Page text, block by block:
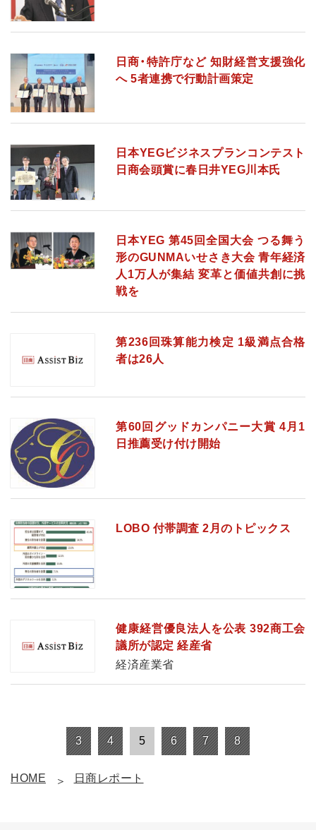
日商・特許庁など 知財経営支援強化
へ 5者連携で行動計画策定
日本YEGビジネスプランコンテスト
日商会頭賞に春日井YEG川本氏
日本YEG 第45回全国大会 つる舞う
形のGUNMAいせさき大会 青年経済
人1万人が集結 変革と価値共創に挑
戦を
第236回珠算能力検定 1級満点合格
者は26人
第60回グッドカンパニー大賞 4月1
日推薦受け付け開始
LOBO 付帯調査 2月のトピックス
健康経営優良法人を公表 392商工会
議所が認定 経産省
経済産業省
3 4 5 6 7 8
HOME 日商レポート